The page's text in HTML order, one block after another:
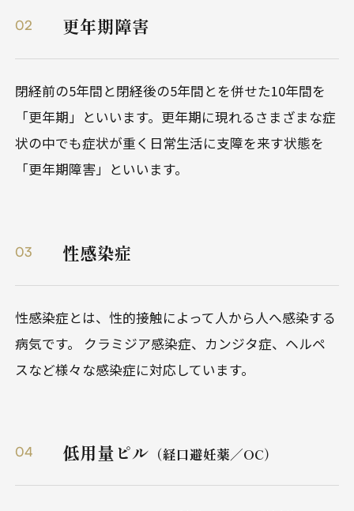
02 更年期障害
閉経前の5年間と閉経後の5年間とを併せた10年間を
「更年期」といいます。更年期に現れるさまざまな症
状の中でも症状が重く日常生活に支障を来す状態を
「更年期障害」といいます。
03 性感染症
性感染症とは、性的接触によって人から人へ感染する
病気です。 クラミジア感染症、カンジタ症、ヘルペ
スなど様々な感染症に対応しています。
04 低用量ピル （経口避妊薬／OC）